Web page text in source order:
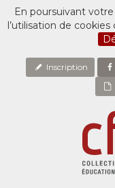
En poursuivant
l’utilisation de
Inscription